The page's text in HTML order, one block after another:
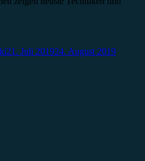
21. Juli 201924. August 2019